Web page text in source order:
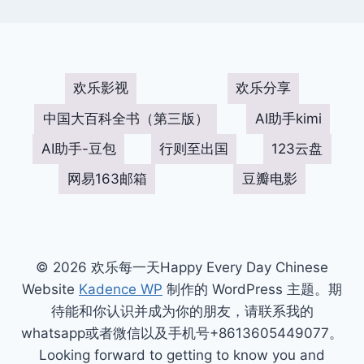
欢乐影视
欢乐分享
中国大百科全书（第三版）
AI助手kimi
AI助手-豆包
行则至出国
123云盘
网易163邮箱
豆瓣电影
© 2026 欢乐每一天Happy Every Day Chinese
Website Kadence WP 制作的 WordPress 主题。期
待能和你认识并成为你的朋友，请联系我的
whatsapp或者微信以及手机号+8613605449077。
Looking forward to getting to know you and